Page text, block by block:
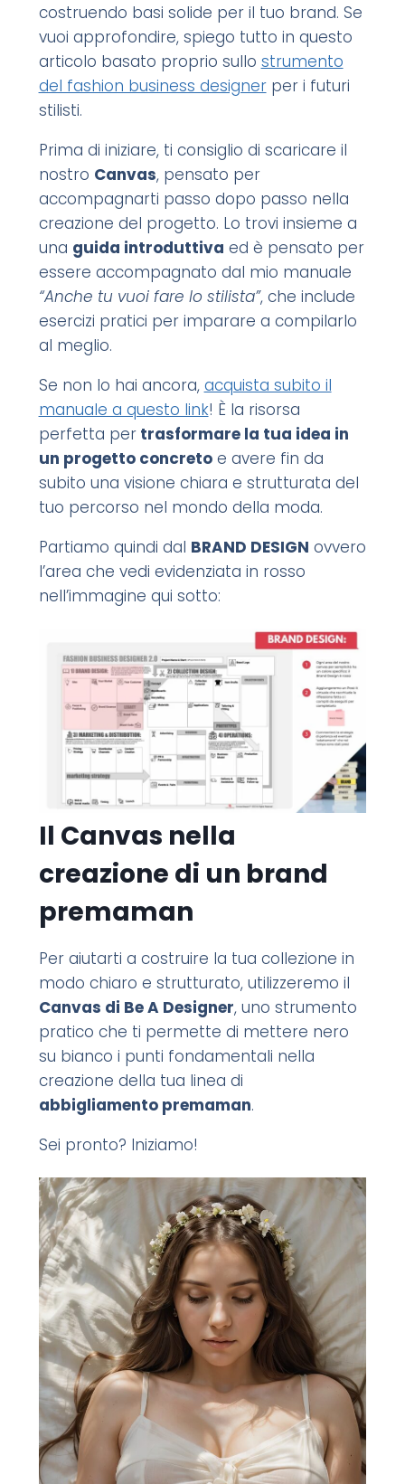
costruendo basi solide per il tuo brand. Se
vuoi approfondire, spiego tutto in questo
articolo basato proprio sullo strumento
del fashion business designerper i futuri
stilisti.
Prima di iniziare, ti consiglio di scaricare il
nostro Canvas, pensato per
accompagnarti passo dopo passo nella
creazione del progetto. Lo trovi insieme a
una guida introduttiva ed è pensato per
essere accompagnato dal mio manuale
“Anche tu vuoi fare lo stilista”, che include
esercizi pratici per imparare a compilarlo
al meglio.
Se non lo hai ancora, acquista subito il
manuale a questo link! È la risorsa
perfetta pertrasformare la tua idea in
un progetto concretoe avere fin da
subito una visione chiara e strutturata del
tuo percorso nel mondo della moda.
Partiamo quindi dal BRAND DESIGN ovvero
l’area che vedi evidenziata in rosso
nell’immagine qui sotto:
Il Canvas nella
creazione di un brand
premaman
Per aiutarti a costruire la tua collezione in
modo chiaro e strutturato, utilizzeremo il
Canvas di Be A Designer, uno strumento
pratico che ti permette di mettere nero
su bianco i punti fondamentali nella
creazione della tua linea di
abbigliamento premaman.
Sei pronto? Iniziamo!